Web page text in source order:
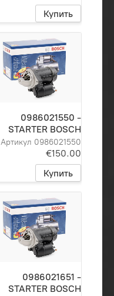
Купить
0986021550 -
STARTER BOSCH
Артикул 0986021550
€150.00
Купить
0986021651 -
STARTER BOSCH